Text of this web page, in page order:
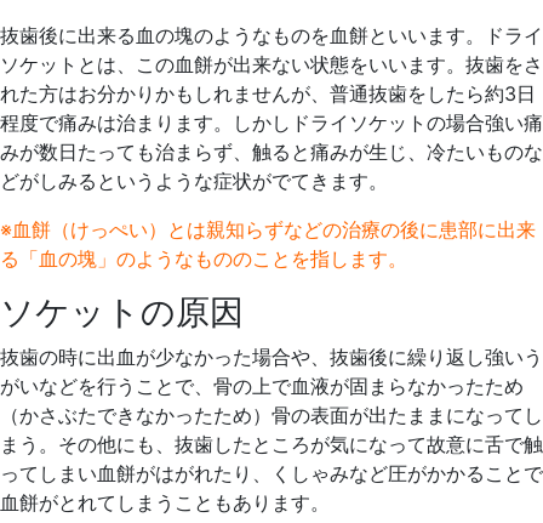
抜歯後に出来る血の塊のようなものを血餅といいます。ドライ
ソケットとは、この血餅が出来ない状態をいいます。抜歯をさ
れた方はお分かりかもしれませんが、普通抜歯をしたら約3日
程度で痛みは治まります。しかしドライソケットの場合強い痛
みが数日たっても治まらず、触ると痛みが生じ、冷たいものな
どがしみるというような症状がでてきます。
※血餅（けっぺい）とは親知らずなどの治療の後に患部に出来
る「血の塊」のようなもののことを指します。
ソケットの原因
抜歯の時に出血が少なかった場合や、抜歯後に繰り返し強いう
がいなどを行うことで、骨の上で血液が固まらなかったため
（かさぶたできなかったため）骨の表面が出たままになってし
まう。その他にも、抜歯したところが気になって故意に舌で触
ってしまい血餅がはがれたり、くしゃみなど圧がかかることで
血餅がとれてしまうこともあります。